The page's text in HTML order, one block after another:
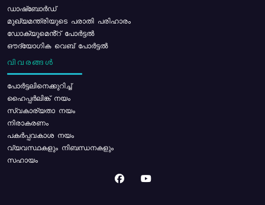
ഡാഷ്ബോർഡ്
മുഖ്യമന്ത്രിയുടെ പരാതി പരിഹാരം
ഡോക്യുമെൻ്റ് പോർട്ടൽ
ഔദ്യോഗിക വെബ് പോർട്ടൽ
വിവരങ്ങൾ
പോര്‍ട്ടലിനെക്കുറിച്ച്
ഹൈപ്പർലിങ്ക് നയം
സ്വകാര്യതാ നയം
നിരാകരണം
പകർപ്പവകാശ നയം
വ്യവസ്ഥകളും നിബന്ധനകളും
സഹായം